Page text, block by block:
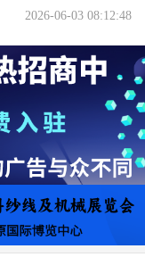
2026-06-03 08:12:48